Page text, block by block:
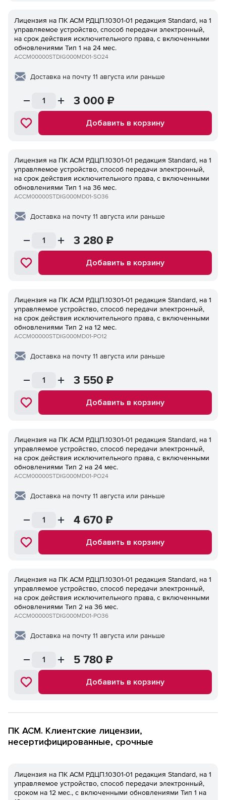
Лицензия на ПК ACM РДЦП.10301-01 редакция Standard, на 1
управляемое устройство, способ передачи электронный,
на срок действия исключительного права, с включенными
обновлениями Тип 1 на 24 мес.
ACCM00000STDIG000MD01-SO24
Доставка на почту 11 августа или раньше
3 000 ₽
Добавить в корзину
Лицензия на ПК ACM РДЦП.10301-01 редакция Standard, на 1
управляемое устройство, способ передачи электронный,
на срок действия исключительного права, с включенными
обновлениями Тип 1 на 36 мес.
ACCM00000STDIG000MD01-SO36
Доставка на почту 11 августа или раньше
3 280 ₽
Добавить в корзину
Лицензия на ПК ACM РДЦП.10301-01 редакция Standard, на 1
управляемое устройство, способ передачи электронный,
на срок действия исключительного права, с включенными
обновлениями Тип 2 на 12 мес.
ACCM00000STDIG000MD01-PO12
Доставка на почту 11 августа или раньше
3 550 ₽
Добавить в корзину
Лицензия на ПК ACM РДЦП.10301-01 редакция Standard, на 1
управляемое устройство, способ передачи электронный,
на срок действия исключительного права, с включенными
обновлениями Тип 2 на 24 мес.
ACCM00000STDIG000MD01-PO24
Доставка на почту 11 августа или раньше
4 670 ₽
Добавить в корзину
Лицензия на ПК ACM РДЦП.10301-01 редакция Standard, на 1
управляемое устройство, способ передачи электронный,
на срок действия исключительного права, с включенными
обновлениями Тип 2 на 36 мес.
ACCM00000STDIG000MD01-PO36
Доставка на почту 11 августа или раньше
5 780 ₽
Добавить в корзину
ПК ACM. Клиентские лицензии,
несертифицированные, срочные
Лицензия на ПК ACM РДЦП.10301-01 редакция Standard, на 1
управляемое устройство, способ передачи электронный,
сроком на 12 мес., с включенными обновлениями Тип 1 на